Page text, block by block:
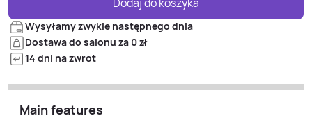
Wysyłamy zwykle następnego dnia
Dostawa do salonu za 0 zł
14 dni na zwrot
Main features